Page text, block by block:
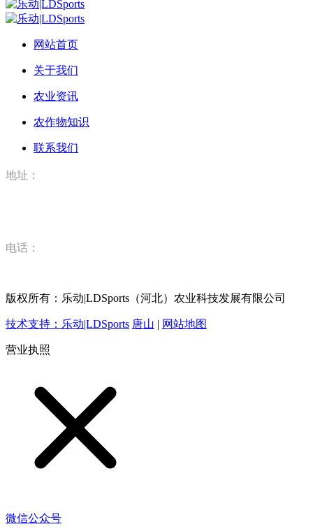
网站首页
关于我们
农业资讯
农作物知识
联系我们
地址：
电话：
版权所有：乐动|LDSports（河北）农业科技发展有限公司
技术支持：乐动|LDSports 唐山 | 网站地图
营业执照
微信公众号